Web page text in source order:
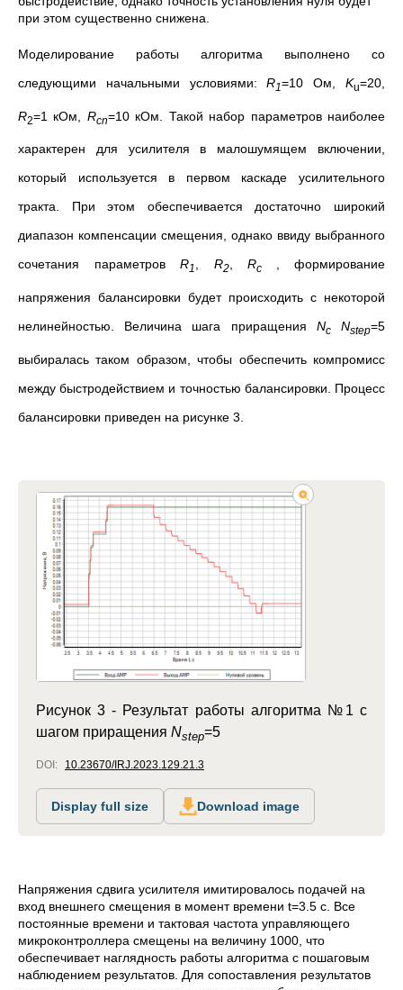
при этом существенно снижена.
Моделирование работы алгоритма выполнено со
следующими начальными условиями:R1=10 Ом, Ku=20,
R2=1 кОм, Rcn=10 кОм. Такой набор параметров наиболее
характерен для усилителя в малошумящем включении,
который используется в первом каскаде усилительного
тракта. При этом обеспечивается достаточно широкий
диапазон компенсации смещения, однако ввиду выбранного
сочетания параметров R1 , R2, Rс , формирование
напряжения балансировки будет происходить с некоторой
нелинейностью. Величина шага приращения Nc Nstep=5
выбиралась таком образом, чтобы обеспечить компромисс
между быстродействием и точностью балансировки. Процесс
балансировки приведен на рисунке 3.
Рисунок 3 - Результат работы алгоритма №1 c
шагом приращения Nstep=5
DOI: 10.23670/IRJ.2023.129.21.3
Display full size Download image
Напряжения сдвига усилителя имитировалось подачей на
вход внешнего смещения в момент времени t=3.5 c. Все
постоянные времени и тактовая частота управляющего
микроконтроллера смещены на величину 1000, что
обеспечивает наглядность работы алгоритма с пошаговым
наблюдением результатов. Для сопоставления результатов